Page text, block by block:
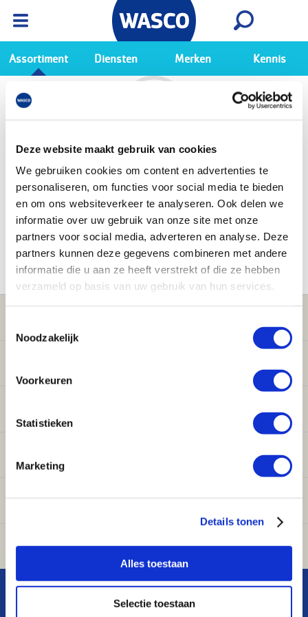
Deze website maakt gebruik van cookies
We gebruiken cookies om content en advertenties te
personaliseren, om functies voor social media te bieden
en om ons websiteverkeer te analyseren. Ook delen we
informatie over uw gebruik van onze site met onze
partners voor social media, adverteren en analyse. Deze
partners kunnen deze gegevens combineren met andere
informatie die u aan ze heeft verstrekt of die ze hebben
verzameld op basis van uw gebruik van hun services.
Noodzakelijk
Voorkeuren
Statistieken
Marketing
Details tonen
Alles toestaan
Selectie toestaan
Ga naar de Wasco app
Bekijk
Assortiment Diensten Merken Kennis
Alle nieuwsberichten
Ventilatie
Airconditioning